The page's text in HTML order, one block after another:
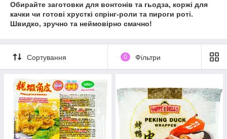
Обирайте заготовки для вонтонів та гьодза, коржі для
качки чи готові хрусткі спрінг-роли та пироги роті.
Швидко, зручно та неймовірно смачно!
Сортування 0 Фільтри